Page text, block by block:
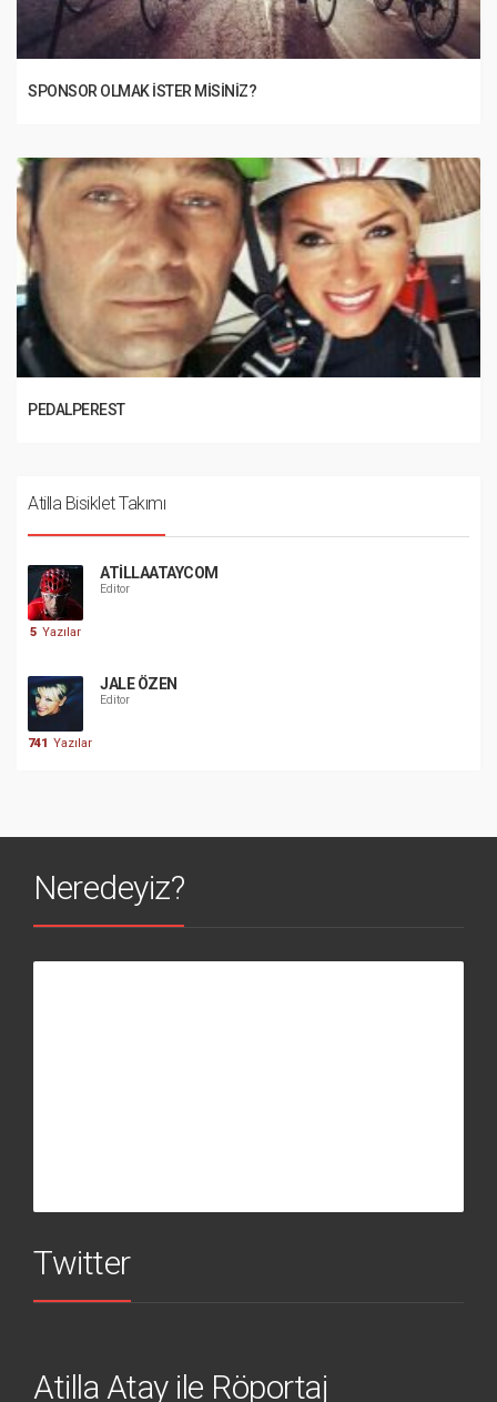
SPONSOR OLMAK İSTER MISINIZ?
PEDALPEREST
Atilla Bisiklet Takımı
ATILLAATAYCOM
Editor
5 Yazılar
JALE ÖZEN
Editor
741 Yazılar
Neredeyiz?
Twitter
Atilla Atay ile Röportaj